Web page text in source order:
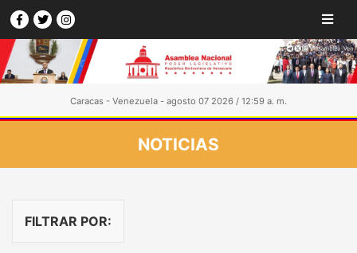
Caracas - Venezuela - agosto 07 2026 / 12:59 a. m.
NOTICIAS
FILTRAR POR: